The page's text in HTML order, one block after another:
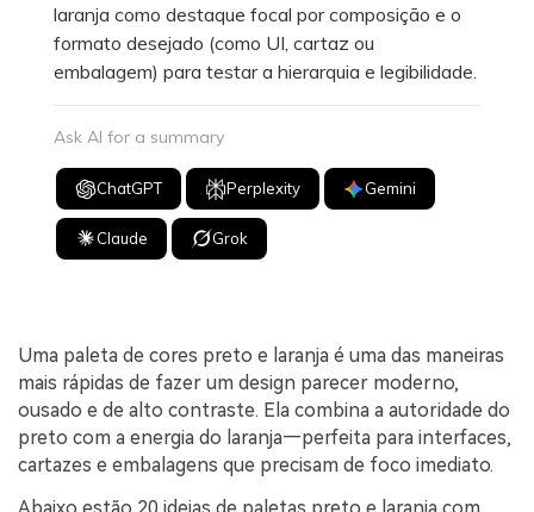
laranja como destaque focal por composição e o
formato desejado (como UI, cartaz ou
embalagem) para testar a hierarquia e legibilidade.
Ask AI for a summary
ChatGPT Perplexity Gemini
Claude Grok
Uma paleta de cores preto e laranja é uma das maneiras
mais rápidas de fazer um design parecer moderno,
ousado e de alto contraste. Ela combina a autoridade do
preto com a energia do laranja—perfeita para interfaces,
cartazes e embalagens que precisam de foco imediato.
Abaixo estão 20 ideias de paletas preto e laranja com